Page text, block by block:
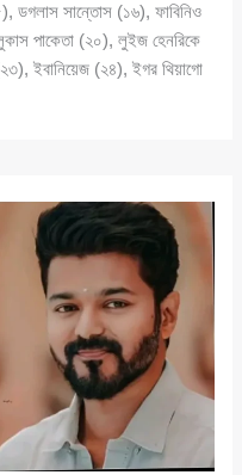
ডগলাস সান্তোস (১৬), ফাবিনিও
পাকেতা (২০), লুইজ হেনরিকে
ইবানিয়েজ (২৪), ইগর থিয়াগো